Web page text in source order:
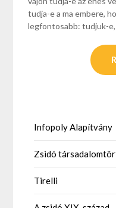
tudja-e a ma embere,
legfontosabb: tudjuk-
Infopoly Alapítvány
Zsidó
Tirelli